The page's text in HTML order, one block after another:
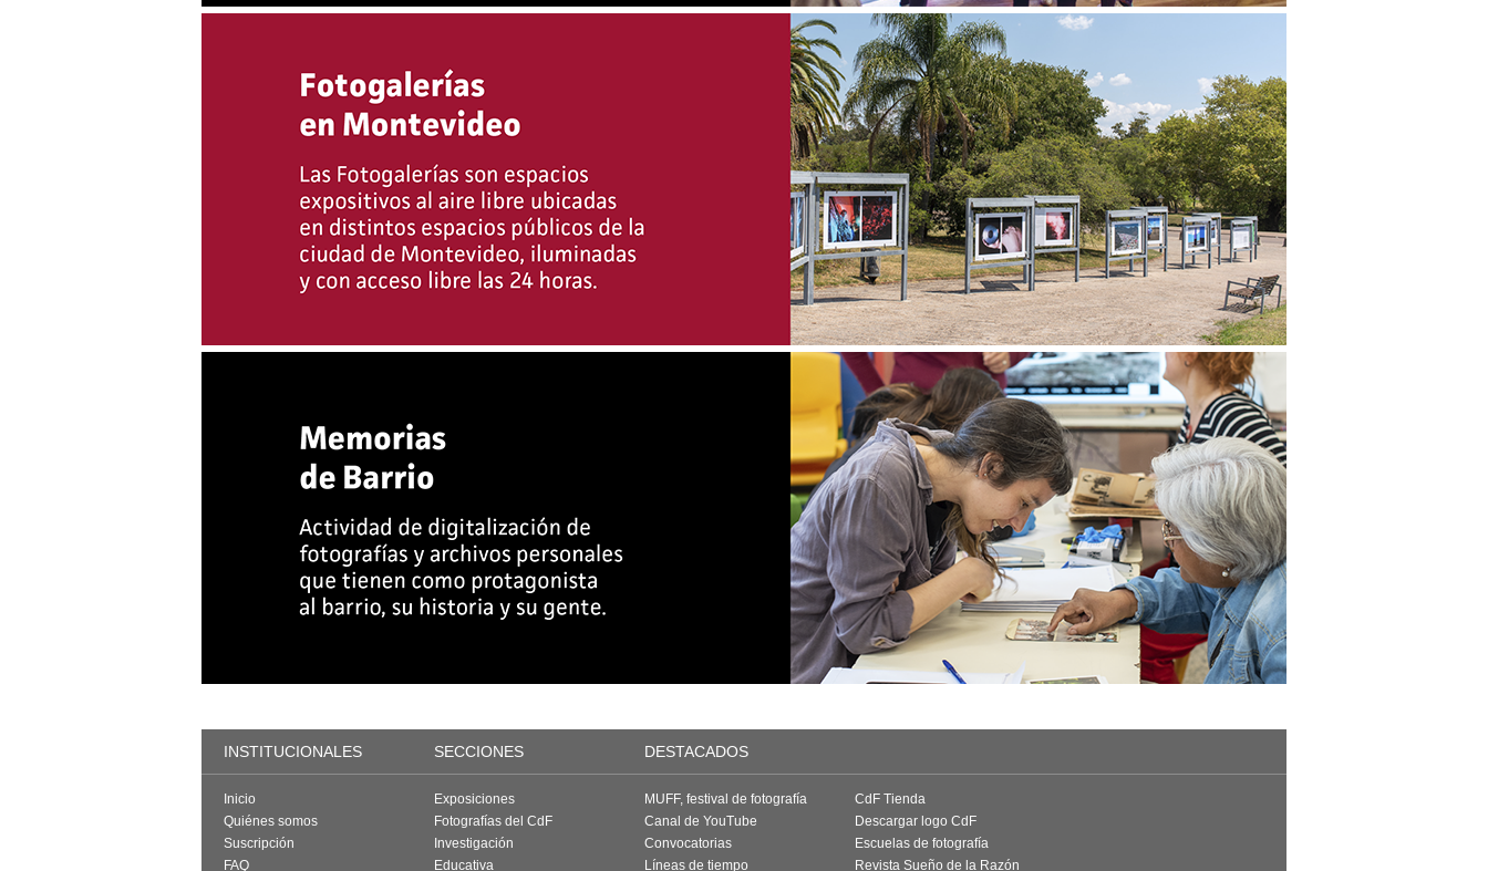
INSTITUCIONALES SECCIONES DESTACADOS
Inicio
Quiénes somos
Suscripción
FAQ
Exposiciones
Fotografías del CdF
Investigación
Educativa
MUFF, festival de fotografía
Canal de YouTube
Convocatorias
Líneas de tiempo
CdF Tienda
Descargar logo CdF
Escuelas de fotografía
Revista Sueño de la Razón